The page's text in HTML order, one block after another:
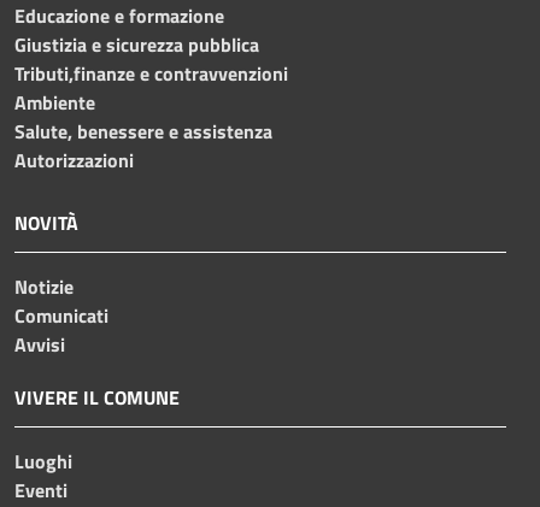
Educazione e formazione
Giustizia e sicurezza pubblica
Tributi,finanze e contravvenzioni
Ambiente
Salute, benessere e assistenza
Autorizzazioni
NOVITÀ
Notizie
Comunicati
Avvisi
VIVERE IL COMUNE
Luoghi
Eventi